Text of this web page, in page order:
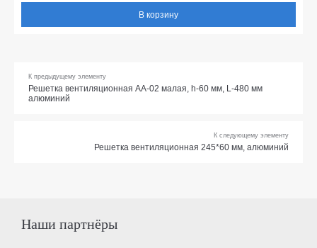
В корзину
К предыдущему элементу
Решетка вентиляционная АА-02 малая, h-60 мм, L-480 мм
алюминий
К следующему элементу
Решетка вентиляционная 245*60 мм, алюминий
Наши партнёры